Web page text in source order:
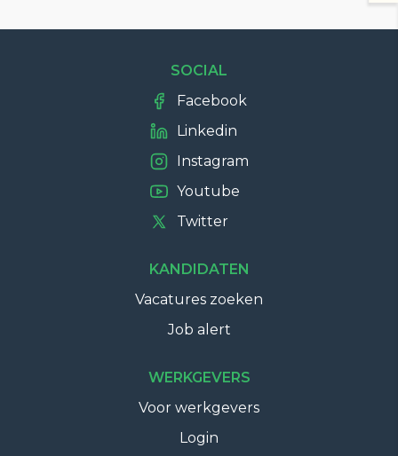
SOCIAL
Facebook
Linkedin
Instagram
Youtube
Twitter
KANDIDATEN
Vacatures zoeken
Job alert
WERKGEVERS
Voor werkgevers
Login